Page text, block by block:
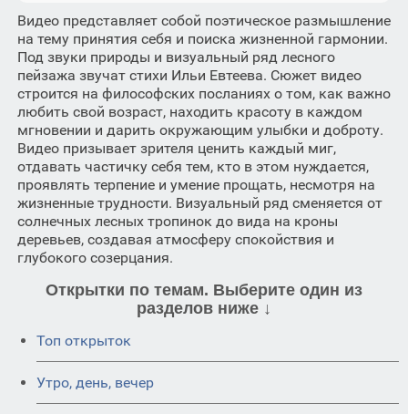
Видео представляет собой поэтическое размышление
на тему принятия себя и поиска жизненной гармонии.
Под звуки природы и визуальный ряд лесного
пейзажа звучат стихи Ильи Евтеева. Сюжет видео
строится на философских посланиях о том, как важно
любить свой возраст, находить красоту в каждом
мгновении и дарить окружающим улыбки и доброту.
Видео призывает зрителя ценить каждый миг,
отдавать частичку себя тем, кто в этом нуждается,
проявлять терпение и умение прощать, несмотря на
жизненные трудности. Визуальный ряд сменяется от
солнечных лесных тропинок до вида на кроны
деревьев, создавая атмосферу спокойствия и
глубокого созерцания.
Открытки по темам. Выберите один из
разделов ниже ↓
Топ открыток
Утро, день, вечер